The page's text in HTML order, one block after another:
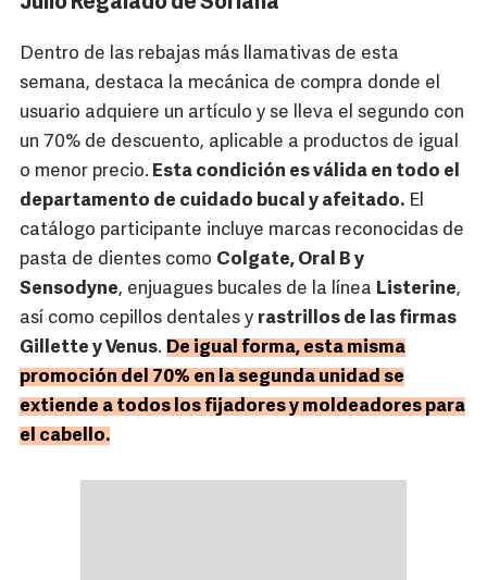
Dentro de las rebajas más llamativas de esta
semana, destaca la mecánica de compra donde el
usuario adquiere un artículo y se lleva el segundo con
un 70% de descuento, aplicable a productos de igual
o menor precio. Esta condición es válida en todo el
departamento de cuidado bucal y afeitado. El
catálogo participante incluye marcas reconocidas de
pasta de dientes como Colgate, Oral B y
Sensodyne, enjuagues bucales de la línea Listerine,
así como cepillos dentales y rastrillos de las firmas
Gillette y Venus. De igual forma, esta misma
promoción del 70% en la segunda unidad se
extiende a todos los fijadores y moldeadores para
el cabello.